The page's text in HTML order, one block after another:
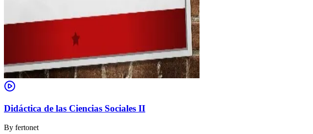
Didáctica de las Ciencias Sociales II
By fertonet